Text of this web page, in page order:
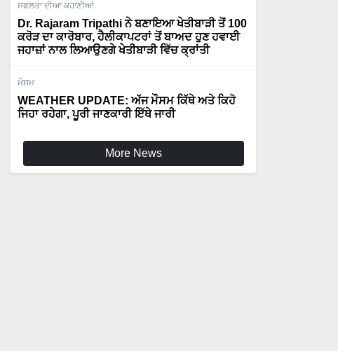
ਸਫਲਤਾ ਦੀਆ ਕਹਾਣੀਆਂ
Dr. Rajaram Tripathi ਨੇ ਬਣਾਇਆ ਖੇਤੀਬਾੜੀ ਤੋਂ 100
ਕਰੋੜ ਦਾ ਕਾਰੋਬਾਰ, ਹੈਲੀਕਾਪਟਰਾਂ ਤੋਂ ਬਾਅਦ ਹੁਣ ਹਵਾਈ
ਜਹਾਜ਼ਾਂ ਨਾਲ ਲਿਆਉਣਗੇ ਖੇਤੀਬਾੜੀ ਵਿੱਚ ਕ੍ਰਾਂਤੀ
ਮੌਸਮ
WEATHER UPDATE: ਅੱਜ ਮੌਸਮ ਕਿੱਥੇ ਅਤੇ ਕਿਹੋ
ਜਿਹਾ ਰਹੇਗਾ, ਪੂਰੀ ਜਾਣਕਾਰੀ ਇੱਥੇ ਜਾਰੀ
More News